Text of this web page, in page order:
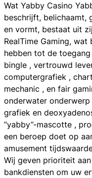
Wat Yabby Casino
beschrijft, belichaamt,
en vormt, bestaat uit
RealTime Gaming,
hebben tot de
bingle , vertrouwd
computergrafiek ,
mechanic , en fair
onderwater
grafiek en
“yabby”-mascotte ,
een beroep doet op
amusement
Wij geven prioriteit
bankdiensten om uw